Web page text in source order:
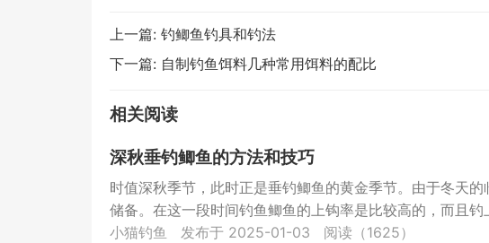
上一篇: 钓鲫鱼钓具和钓法
下一篇: 自制钓鱼饵料几种常用饵料的配比
相关阅读
深秋垂钓鲫鱼的方法和技巧
时值深秋季节，此时正是垂钓鲫鱼的黄金季节。由于冬天
储备。在这一段时间钓鱼鲫鱼的上钩率是比较高的，而且钓
小猫钓鱼
发布于 2025-01-03 阅读（1625）